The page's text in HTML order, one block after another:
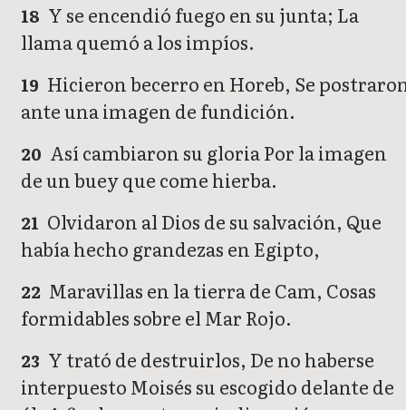
18 Y se encendió fuego en su junta; La
llama quemó a los impíos.
19 Hicieron becerro en Horeb, Se
ante una imagen de fundición.
20 Así cambiaron su gloria Por la imagen
de un buey que come hierba.
21 Olvidaron al Dios de su salvación, Que
había hecho grandezas en Egipto,
22 Maravillas en la tierra de Cam, Cosas
formidables sobre el Mar Rojo.
23 Y trató de destruirlos, De no haberse
interpuesto Moisés su escogido delante de